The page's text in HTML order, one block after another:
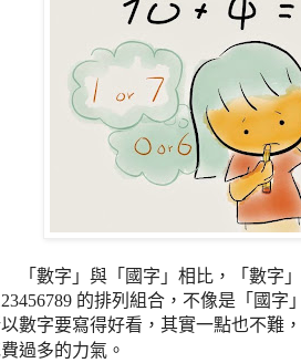
「數字」與「國字」相比，「數字
的排列組合，不像是「國字
數字要寫得好看，其實一點也不難
過多的力氣。